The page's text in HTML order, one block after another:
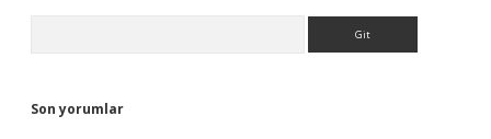
Son yorumlar